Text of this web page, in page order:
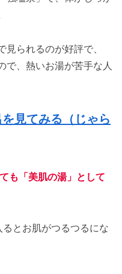
られるのが好評で、
で、熱いお湯が苦手な人
見てみる（じゃら
も「美肌の湯」として
とお肌がつるつるにな